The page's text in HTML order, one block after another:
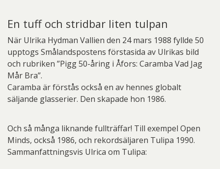
En tuff och stridbar liten tulpan
När Ulrika Hydman Vallien den 24 mars 1988 fyllde 50
upptogs Smålandspostens förstasida av Ulrikas bild
och rubriken ”Pigg 50-åring i Åfors: Caramba Vad Jag
Mår Bra”.
Caramba är förstås också en av hennes globalt
säljande glasserier. Den skapade hon 1986.
Och så många liknande fullträffar! Till exempel Open
Minds, också 1986, och rekordsäljaren Tulipa 1990.
Sammanfattningsvis Ulrica om Tulipa: